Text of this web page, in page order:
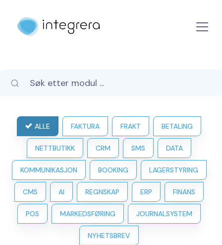
ALLE FAKTURA FRAKT BETALING
NETTBUTIKK CRM SMS DATA
KOMMUNIKASJON BOOKING LAGERSTYRING
CMS AI REGNSKAP ERP FINANS
POS MARKEDSFØRING JOURNALSYSTEM
NYHETSBREV